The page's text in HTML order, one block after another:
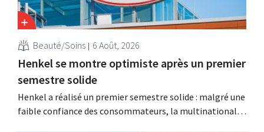
Beauté/Soins 6 Août, 2026
Henkel se montre optimiste après un premier
semestre solide
Henkel a réalisé un premier semestre solide : malgré une
faible confiance des consommateurs, la multinationale